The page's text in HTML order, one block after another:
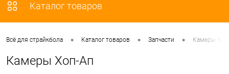
Каталог товаров
Всё для страйкбола • Каталог товаров • Запчасти • Камеры
Камеры Хоп-Ап